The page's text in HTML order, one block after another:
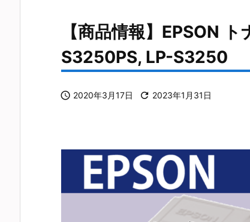
【商品情報】EPSON
S3250PS, LP-S3250
 2020年3月17日  2023年1月31日